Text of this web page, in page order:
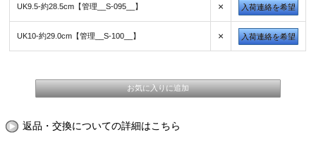
UK9.5-約28.5cm【管理__S-095__】 × 入荷連絡を希望
UK10-約29.0cm【管理__S-100__】 × 入荷連絡を希望
返品・交換についての詳細はこちら